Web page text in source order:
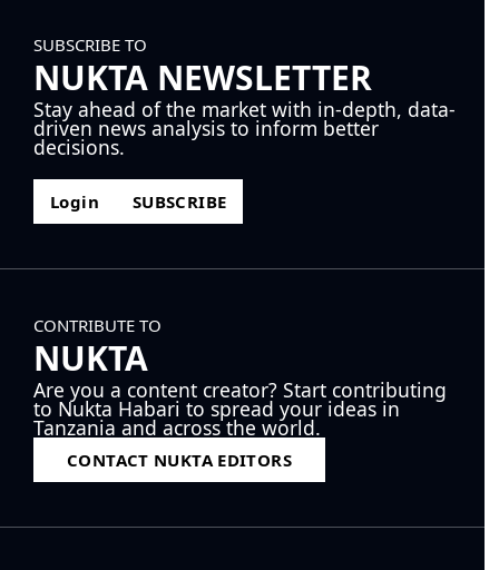
SUBSCRIBE TO
NUKTA NEWSLETTER
Stay ahead of the market with in-depth, data-
driven news analysis to inform better
decisions.
Login SUBSCRIBE
CONTRIBUTE TO
NUKTA
Are you a content creator? Start contributing
to Nukta Habari to spread your ideas in
Tanzania and across the world.
CONTACT NUKTA EDITORS